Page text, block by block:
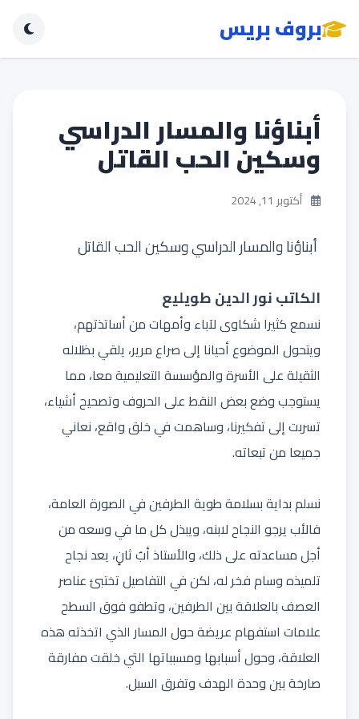
بروف بريس
أبناؤنا والمسار الدراسي
وسكين الحب القاتل
أكتوبر 11, 2024
أبناؤنا والمسار الدراسي وسكين الحب القاتل
الكاتب نور الدين طويليع
نسمع كثيرا شكاوى لآباء وأمهات من أساتذتهم،
ويتحول الموضوع أحيانا إلى صراع مرير، يلقي بظلاله
الثقيلة على الأسرة والمؤسسة التعليمية معا، مما
يستوجب وضع بعض النقط على الحروف وتصحيح أشياء،
تسربت إلى تفكيرنا، وساهمت في خلق واقع، نعاني
جميعا من تبعاته.
نسلم بداية بسلامة طوية الطرفين في الصورة العامة،
فالأب يرجو النجاح لابنه، ويبذل كل ما في وسعه من
أجل مساعدته على ذلك، والأستاذ أبٌ ثانٍ، يعد نجاح
تلميذه وسام فخر له، لكن في التفاصيل تختبئ عناصر
العصف بالعلاقة بين الطرفين، وتطفو فوق السطح
علامات استفهام عريضة حول المسار الذي اتخذته هذه
العلاقة، وحول أسبابها ومسبباتها التي خلقت مفارقة
صارخة بين وحدة الهدف وتفرق السبل.